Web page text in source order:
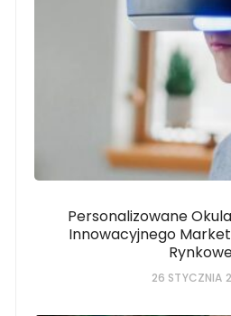
Personalizowane
Innowacyjnego
26 STYCZNIA